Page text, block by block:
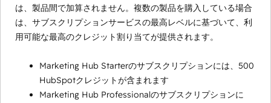
は、製品間で加算されません。複数の製品を購入している場合
は、サブスクリプションサービスの最高レベルに基づいて、利
用可能な最高のクレジット割り当てが提供されます。
Marketing Hub Starterのサブスクリプションには、500
HubSpotクレジットが含まれます
Marketing Hub Professionalのサブスクリプションに